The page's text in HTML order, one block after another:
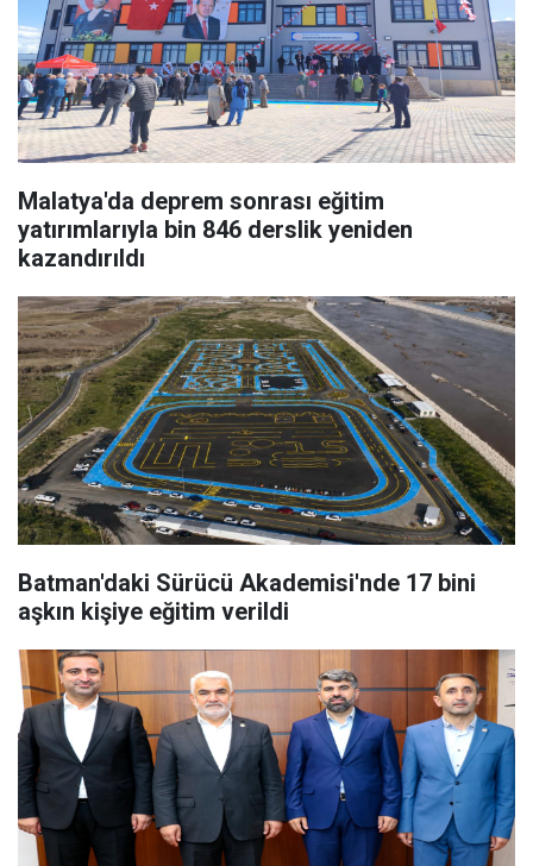
Malatya'da deprem sonrası eğitim
yatırımlarıyla bin 846 derslik yeniden
kazandırıldı
Batman'daki Sürücü Akademisi'nde 17 bini
aşkın kişiye eğitim verildi